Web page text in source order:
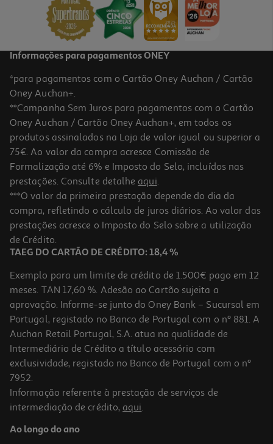
Informações para pagamentos ONEY
*para pagamentos com o Cartão Oney Auchan / Cartão
Oney Auchan+.
**Campanha Sem Juros para pagamentos com o Cartão
Oney Auchan / Cartão Oney Auchan+, em todos os
produtos assinalados na Loja de valor igual ou superior a
75€. Ao valor da compra acresce Comissão de
Formalização até 6% e Imposto do Selo, incluídos nas
prestações. Consulte detalhe aqui.
***O valor da primeira prestação depende do dia da
compra, refletindo o cálculo de juros diários. Ao valor das
prestações acresce o Imposto do Selo sobre a utilização
de Crédito.
TAEG DO CARTÃO DE CRÉDITO: 18,4 %
Exemplo para um limite de crédito de 1.500€ pago em 12
meses. TAN 17,60 %. Adesão ao Cartão sujeita a
aprovação. Informe-se junto do Oney Bank – Sucursal em
Portugal, registado no Banco de Portugal com o nº 881. A
Auchan Retail Portugal, S.A. atua na qualidade de
Intermediário de Crédito a título acessório com
exclusividade, registado no Banco de Portugal com o nº
7952.
Informação referente à prestação de serviços de
intermediação de crédito, aqui.
Ao longo do ano